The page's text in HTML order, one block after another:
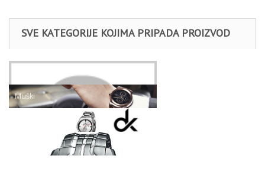
SVE KATEGORIJE KOJIMA PRIPADA PROIZVOD
Muški
RUČNI SATOVI